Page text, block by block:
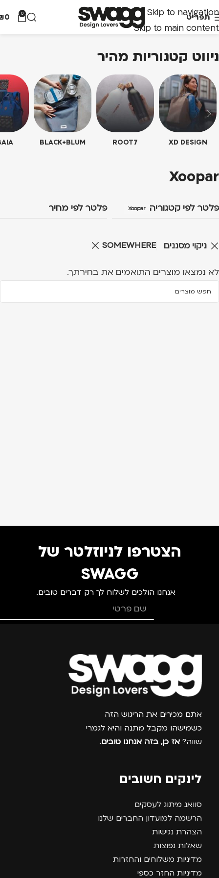
Skip to navigation
Skip to main content
תפריט 0
0
ניווט קטגוריות מהיר
XD DESIGN
ROOT7
BLACK+BLUM
Xoopar
פלטר לפי קטגוריה Xoopar פלטר לפי מחיר
ניקוי מסננים SOMEWHERE
לא נמצאו מוצרים התואמים את בחירתך.
הצטרפו לניוזלטר של
SWAGG
אנחנו הולכים לשלוח לך רק דברים טובים.
צרפו אותי למועדון
אתם מכירים את הריגוש הזה
כשמישהו מקבל מתנה והיא לגמרי
שווה? אז כן, בזה אנחנו טובים.
לינקים חשובים
סוואג מיתוג לעסקים
הרשמה למועדון החברים שלנו
הצהרת נגישות
שאלות נפוצות
מדיניות משלוחים והחזרות
מדיניות החזר כספי